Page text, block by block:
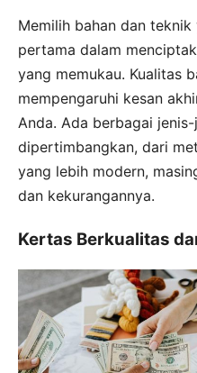
Memilih bahan dan
pertama dalam
yang memukau. Kualitas
mempengaruhi kesan
Anda. Ada berbagai
dipertimbangkan, dari
yang lebih modern,
dan kekurangannya.
Kertas Berkualitas